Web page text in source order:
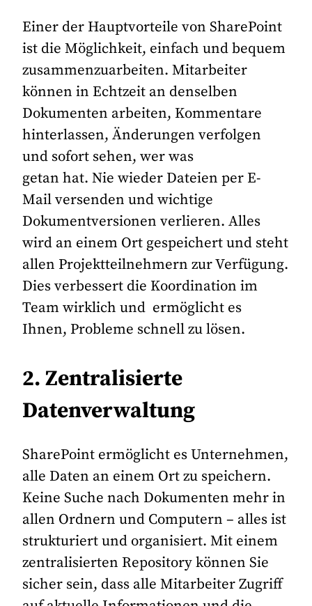
Einer der Hauptvorteile von SharePoint
ist die Möglichkeit, einfach und bequem
zusammenzuarbeiten. Mitarbeiter
können in Echtzeit an denselben
Dokumenten arbeiten, Kommentare
hinterlassen, Änderungen verfolgen
und sofort sehen, wer was
getan hat. Nie wieder Dateien per E-
Mail versenden und wichtige
Dokumentversionen verlieren. Alles
wird an einem Ort gespeichert und steht
allen Projektteilnehmern zur Verfügung.
Dies verbessert die Koordination im
Team wirklich und ermöglicht es
Ihnen, Probleme schnell zu lösen.
2. Zentralisierte
Datenverwaltung
SharePoint ermöglicht es Unternehmen,
alle Daten an einem Ort zu speichern.
Keine Suche nach Dokumenten mehr in
allen Ordnern und Computern – alles ist
strukturiert und organisiert. Mit einem
zentralisierten Repository können Sie
sicher sein, dass alle Mitarbeiter Zugriff